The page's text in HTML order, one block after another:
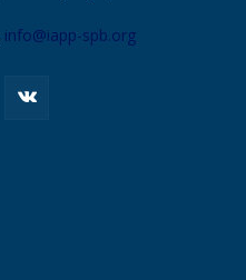
info@iapp-spb.org